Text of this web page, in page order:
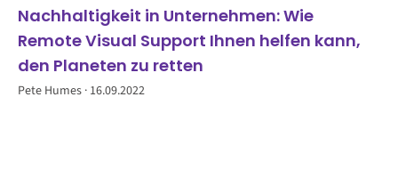
Nachhaltigkeit in Unternehmen: Wie
Remote Visual Support Ihnen helfen kann,
den Planeten zu retten
Pete Humes 16.09.2022